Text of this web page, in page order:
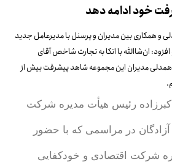
خود ادامه دهد
و همکاری بین مدیران و پرسنل با مدیرعامل جدید
ان‌شاالله با اتکا به تجارت شاخص آقای
مدیران این مجموعه شاهد پیشرفت بیش از
رئیس هیأت مدیره شرکت
در مراسمی که با حضور
شرکت اقتصادی و خودکفایی